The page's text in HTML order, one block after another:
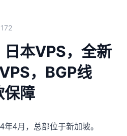
172
本VPS，全新
，BGP线
障
4月，总部位于新加坡。